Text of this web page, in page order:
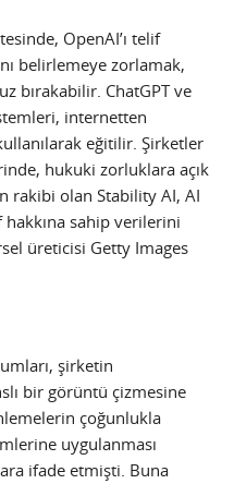
OpenAI’ı telif
belirlemeye zorlamak,
bırakabilir. ChatGPT ve
internetten
eğitilir. Şirketler
hukuki zorluklara açık
rakibi olan Stability AI, AI
sahip verilerini
üreticisi Getty Images
şirketin
bir görüntü çizmesine
çoğunlukla
uygulanması
ifade etmişti. Buna